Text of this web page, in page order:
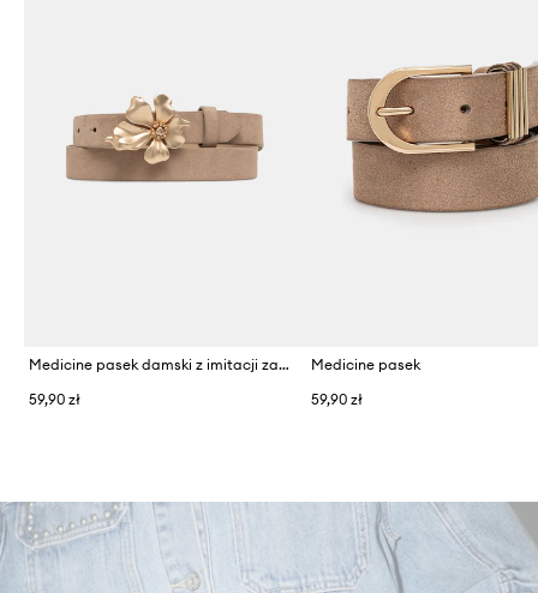
Medicine pasek damski z imitacji zamszu
59,90 zł
Medicine pasek
59,90 zł